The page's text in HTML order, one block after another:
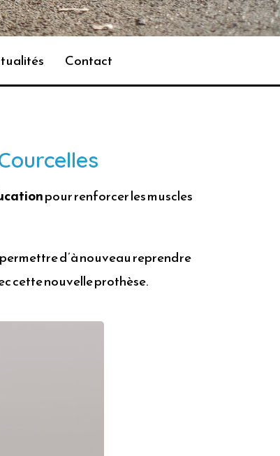
Contact
pour renforcer les muscles
d’à nouveau reprendre
cette nouvelle prothèse.